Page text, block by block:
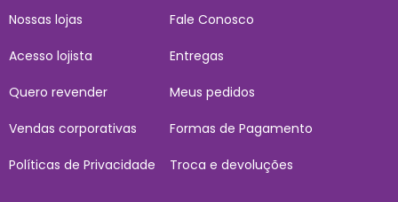
Nossas lojas
Acesso lojista
Quero revender
Vendas corporativas
Políticas de Privacidade
Fale Conosco
Entregas
Meus pedidos
Formas de Pagamento
Troca e devoluções